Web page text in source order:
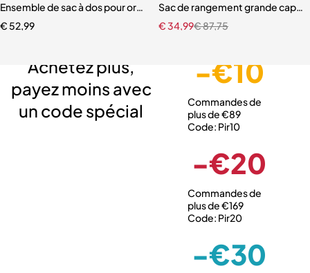
Ensemble de sac à dos pour ordinateur portable unisexe
€ 52,99
Sac de rangement grande
€87,75
€34,99
Achetez plus,
payez moins avec
un code spécial
-€10
Commandes de
plus de €89
Code: Pir10
-€20
Commandes de
plus de €169
Code: Pir20
-€30